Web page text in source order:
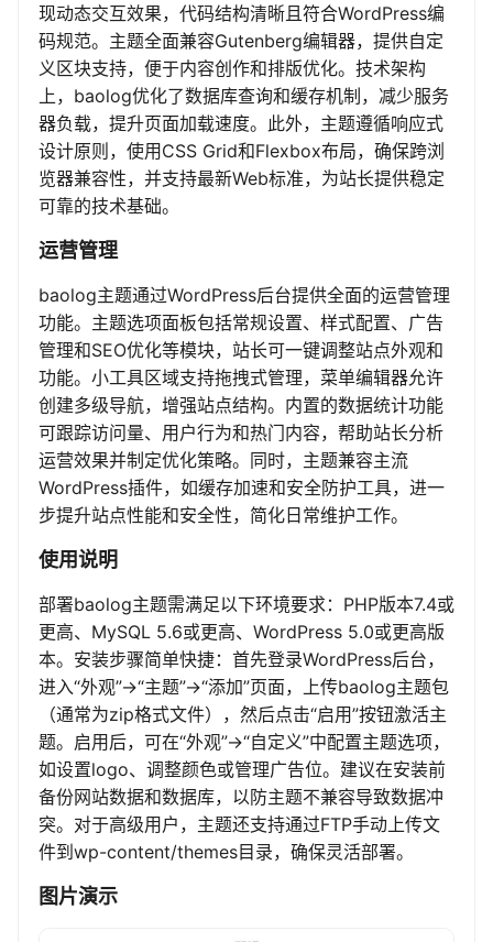
现动态交互效果，代码结构清晰且符合WordPress编
码规范。主题全面兼容Gutenberg编辑器，提供自定
义区块支持，便于内容创作和排版优化。技术架构
上，baolog优化了数据库查询和缓存机制，减少服务
器负载，提升页面加载速度。此外，主题遵循响应式
设计原则，使用CSS Grid和Flexbox布局，确保跨浏
览器兼容性，并支持最新Web标准，为站长提供稳定
可靠的技术基础。
运营管理
baolog主题通过WordPress后台提供全面的运营管理
功能。主题选项面板包括常规设置、样式配置、广告
管理和SEO优化等模块，站长可一键调整站点外观和
功能。小工具区域支持拖拽式管理，菜单编辑器允许
创建多级导航，增强站点结构。内置的数据统计功能
可跟踪访问量、用户行为和热门内容，帮助站长分析
运营效果并制定优化策略。同时，主题兼容主流
WordPress插件，如缓存加速和安全防护工具，进一
步提升站点性能和安全性，简化日常维护工作。
使用说明
部署baolog主题需满足以下环境要求：PHP版本7.4或
更高、MySQL 5.6或更高、WordPress 5.0或更高版
本。安装步骤简单快捷：首先登录WordPress后台，
进入“外观”->“主题”->“添加”页面，上传baolog主题包
（通常为zip格式文件），然后点击“启用”按钮激活主
题。启用后，可在“外观”->“自定义”中配置主题选项，
如设置logo、调整颜色或管理广告位。建议在安装前
备份网站数据和数据库，以防主题不兼容导致数据冲
突。对于高级用户，主题还支持通过FTP手动上传文
件到wp-content/themes目录，确保灵活部署。
图片演示